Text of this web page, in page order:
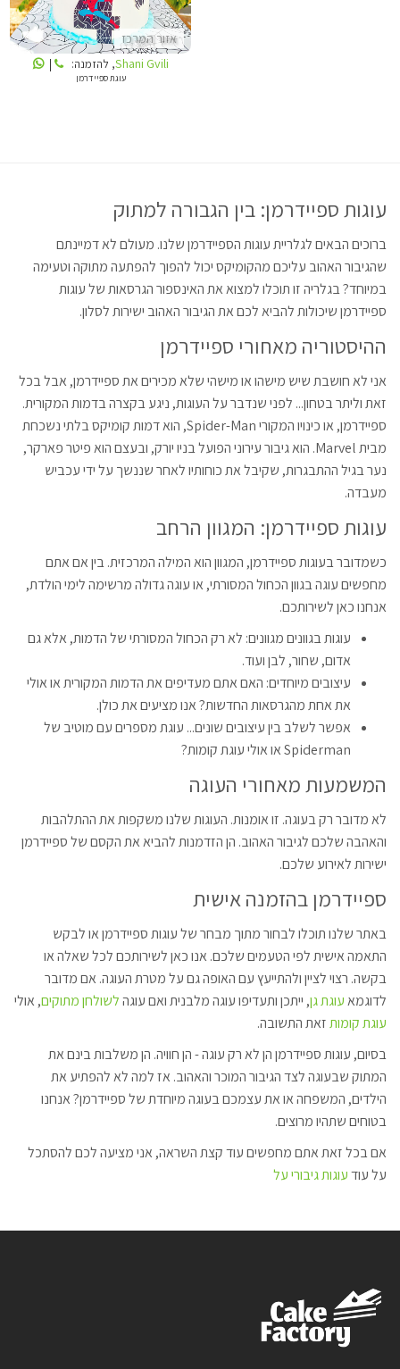
אזור המרכז
Shani Gvili, להזמנה: |
עוגת ספיידרמן
עוגות ספיידרמן: בין הגבורה למתוק
ברוכים הבאים לגלריית עוגות הספיידרמן שלנו. מעולם לא דמיינתם
שהגיבור האהוב עליכם מהקומיקס יכול להפוך להפתעה מתוקה וטעימה
במיוחד? בגלריה זו תוכלו למצוא את האינספור הגרסאות של עוגות
ספיידרמן שיכולות להביא לכם את הגיבור האהוב ישירות לסלון.
ההיסטוריה מאחורי ספיידרמן
אני לא חושבת שיש מישהו או מישהי שלא מכירים את ספיידרמן, אבל בכל
זאת וליתר בטחון... לפני שנדבר על העוגות, ניגע בקצרה בדמות המקורית.
ספיידרמן, או כינויו המקורי Spider-Man, הוא דמות קומיקס בלתי נשכחת
מבית Marvel. הוא גיבור עירוני הפועל בניו יורק, ובעצם הוא פיטר פארקר,
נער בגיל ההתבגרות, שקיבל את כוחותיו לאחר שננשך על ידי עכביש
מעבדה.
עוגות ספיידרמן: המגוון הרחב
כשמדובר בעוגות ספיידרמן, המגוון הוא המילה המרכזית. בין אם אתם
מחפשים עוגה בגוון הכחול המסורתי, או עוגה גדולה מרשימה לימי הולדת,
אנחנו כאן לשירותכם.
עוגות בגוונים מגוונים: לא רק הכחול המסורתי של הדמות, אלא גם
אדום, שחור, לבן ועוד.
עיצובים מיוחדים: האם אתם מעדיפים את הדמות המקורית או אולי
את אחת מהגרסאות החדשות? אנו מציעים את כולן.
אפשר לשלב בין עיצובים שונים... עוגת מספריםעם מוטיב של
Spiderman או אולי עוגת קומות?
המשמעות מאחורי העוגה
לא מדובר רק בעוגה. זו אומנות. העוגות שלנו משקפות את ההתלהבות
והאהבה שלכם לגיבור האהוב. הן הזדמנות להביא את הקסם של ספיידרמן
ישירות לאירוע שלכם.
ספיידרמן בהזמנה אישית
באתר שלנו תוכלו לבחור מתוך מבחר של עוגות ספיידרמן או לבקש
התאמה אישית לפי הטעמים שלכם. אנו כאן לשירותכם לכל שאלה או
בקשה. רצוי לציין ולהתייעץ עם האופה גם על מטרת העוגה. אם מדובר
לדוגמאעוגת גן, ייתכן ותעדיפו עוגה מלבנית ואם עוגהלשולחן מתוקים, אולי
עוגת קומותזאת התשובה.
בסיום, עוגות ספיידרמן הן לא רק עוגה - הן חוויה. הן משלבות בינם את
המתוק שבעוגה לצד הגיבור המוכר והאהוב. אז למה לא להפתיע את
הילדים, המשפחה או את עצמכם בעוגה מיוחדת של ספיידרמן? אנחנו
בטוחים שתהיו מרוצים.
אם בכל זאת אתם מחפשים עוד קצת השראה, אני מציעה לכם להסתכל
על עודעוגות גיבורי על